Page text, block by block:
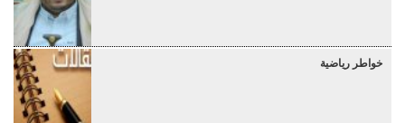
خواطر رياضية